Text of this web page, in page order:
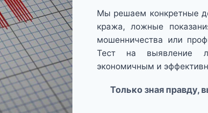
Мы решаем конкретные
кража, ложные
мошенничества или
Тест на выявление
экономичным и
Только зная правду,